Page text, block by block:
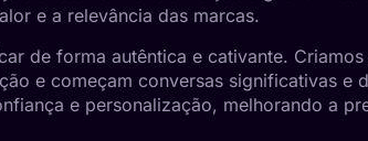
e a relevância das marcas.
de forma autêntica e cativante. Criamos
e começam conversas significativas e
e personalização, melhorando a